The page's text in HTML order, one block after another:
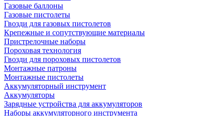
Газовые баллоны
Газовые пистолеты
Гвозди для газовых пистолетов
Крепежные и сопутствующие материалы
Пристрелочные наборы
Пороховая технология
Гвозди для пороховых пистолетов
Монтажные патроны
Монтажные пистолеты
Аккумуляторный инструмент
Аккумуляторы
Зарядные устройства для аккумуляторов
Наборы аккумуляторного инструмента